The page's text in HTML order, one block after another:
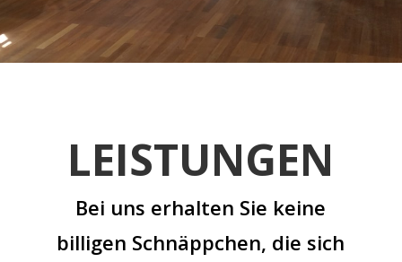
LEISTUNGEN
Bei uns erhalten Sie keine
billigen Schnäppchen, die sich